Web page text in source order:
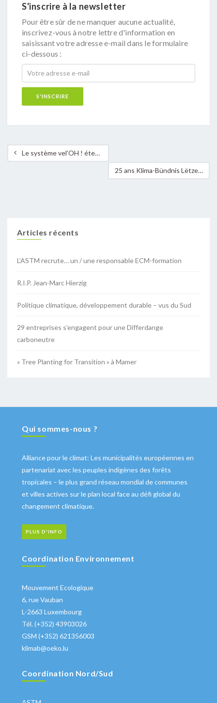
S'inscrire à la newsletter
Pour être sûr de ne manquer aucune actualité,
inscrivez-vous à notre lettre d'information en
saisissant votre adresse e-mail dans le formulaire
ci-dessous :
Le système vel’OH ! étendu vers la commune de Mamer
25 ans Klima-Bündnis Lëtzebuerg: retrouvez nos projets dans les abribus!
Articles récents
L’ASTM recrute… un / une responsable ECM-formation
R.I.P. Jean-Marc Hierzig
Politique climatique, développement durable – vus du Sud
29 entreprises s’engagent pour une Differdange
carboneutre
« Tree Planting for Transition » à Mamer
Qui sommes-nous ?
Alliance pour le climat: Les municipalités européennes en
partenariat avec les peuples indigènes des forêts
tropicales – le plus grand réseau mondial de communes
et villes actives sur le plan local face au défi global du
changement climatique.
PLUS D'INFO
Coordination Environnement
Mouvement Ecologique
6, rue Vauban
L-2663 Luxembourg
Tél. (+352) 43903026
GSM (+352) 621356003
klimab@oeko.lu
Coordination Nord/Sud